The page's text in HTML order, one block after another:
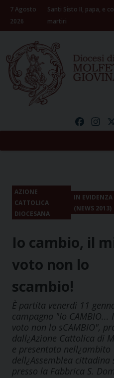
Skip
content
7 Agosto
2026
Santi Sisto II, papa, e
martiri
AZIONE
CATTOLICA
DIOCESANA
IN EVIDENZA
(NEWS 2013)
Io cambio, il
voto non lo
scambio!
È partita venerdì 11
campagna "Io CAMBIO...
voto non lo sCAMBIO",
dall¿Azione Cattolica di
e presentata nell¿ambito
dell¿Assemblea cittadina
presso la Fabbrica S.